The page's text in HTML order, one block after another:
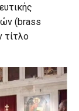
(brass
τίτλο